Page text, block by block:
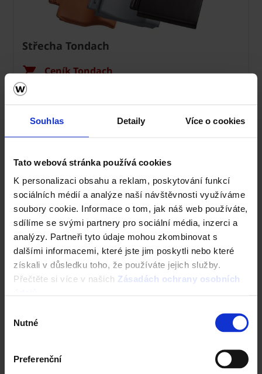
Souhlas Detaily Více o cookies
Tato webová stránka používá cookies
K personalizaci obsahu a reklam, poskytování funkcí
sociálních médií a analýze naší návštěvnosti využíváme
soubory cookie. Informace o tom, jak náš web používáte,
sdílíme se svými partnery pro sociální média, inzerci a
analýzy. Partneři tyto údaje mohou zkombinovat s
dalšími informacemi, které jste jim poskytli nebo které
získali v důsledku toho, že používáte jejich služby.
Přečtěte si více v našich Zásadách ochrany osobních
souhlasu
Nutné
Preferenční
Střecha Tondach
Ceník Tondach
Technická podpora
Střechy ve vašem okolí
Vizualizace střechy
Registrace záruky All Inclusive
CAD Detaily střecha